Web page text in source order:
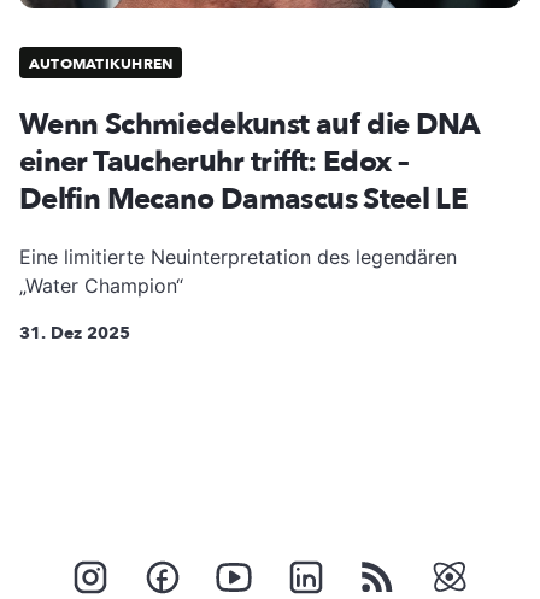
AUTOMATIKUHREN
Wenn Schmiedekunst auf die DNA
einer Taucheruhr trifft: Edox –
Delfin Mecano Damascus Steel LE
Eine limitierte Neuinterpretation des legendären
„Water Champion“
31. Dez 2025